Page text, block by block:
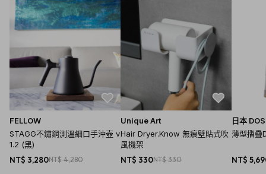
FELLOW
STAGG不鏽鋼測溫細口手沖壺 v
1.2 (黑)
NT$ 3,280NT$ 4,280
Unique Art
Hair Dryer.Know 無痕壁貼式吹
風機架
NT$ 330NT$ 330
日本
薄型摺疊
NT$